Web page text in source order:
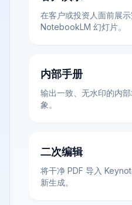
在客户或投资人面前展
NotebookLM 幻灯片。
内部手册
输出一致、无水印的内
象。
二次编辑
将干净 PDF 导入
新生成。